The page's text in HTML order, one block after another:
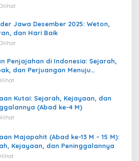
Jawa Desember 2025: Weton,
dan Hari Baik
Penjajahan di Indonesia: Sejarah,
dan Perjuangan Menuju
Kutai: Sejarah, Kejayaan, dan
(Abad ke-4 M)
Majapahit (Abad ke-13 M – 15 M):
Kejayaan, dan Peninggalannya